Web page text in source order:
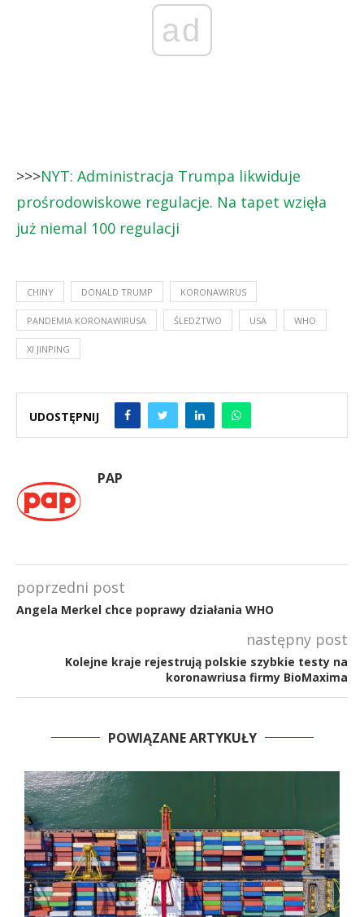
ad
>>>NYT: Administracja Trumpa likwiduje
prośrodowiskowe regulacje. Na tapet wzięła
już niemal 100 regulacji
CHINY DONALD TRUMP KORONAWIRUS
PANDEMIA KORONAWIRUSA ŚLEDZTWO USA WHO
XI JINPING
UDOSTĘPNIJ
PAP
poprzedni post
Angela Merkel chce poprawy działania WHO
następny post
Kolejne kraje rejestrują polskie szybkie testy na
koronawriusa firmy BioMaxima
POWIĄZANE ARTYKUŁY